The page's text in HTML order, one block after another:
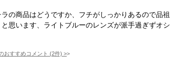
の商品はどうですか、フチがしっかりあるので品祖
思います、ライトブルーのレンズが派手過ぎずオシ
おすすめコメント (2件) >